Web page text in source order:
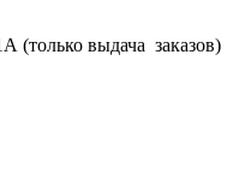
(только выдача заказов)